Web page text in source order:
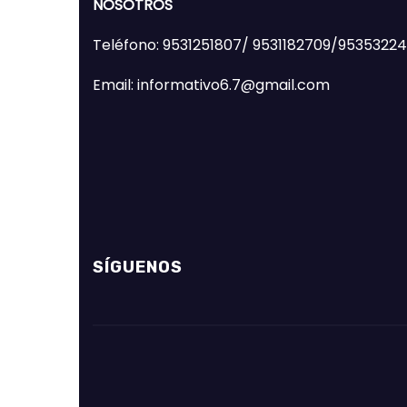
NOSOTROS
Teléfono: 9531251807/ 9531182709/
Email: informativo6.7@gmail.com
SÍGUENOS